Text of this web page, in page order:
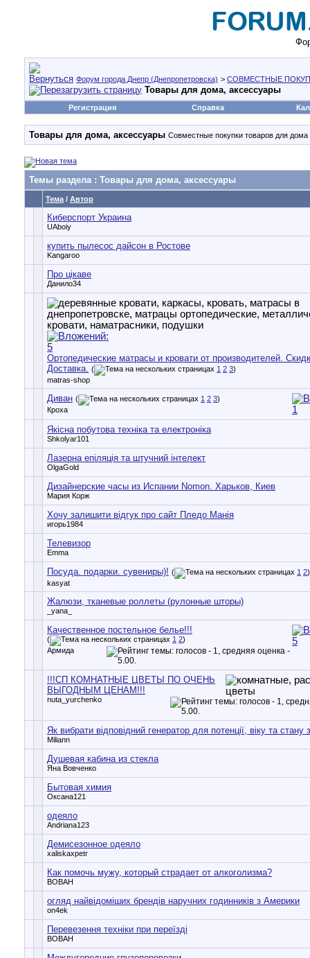
Форум города Днепр (Днепропетровска) > СОВМЕСТНЫЕ
Товары для дома, аксессуары
Регистрация Справка
Товары для дома, аксессуары Совместные покупки товаров для дома
Темы раздела: Товары для дома, аксессуары
Тема / Автор
Киберспорт Украина
UAboiy
купить пылесос дайсон в Ростове
Kangaroo
Про цікаве
Данило34
Ортопедические матрасы и кровати от производителей.
Доставка. ( 1 2 3)
matras-shop
Диван ( 1 2 3)
Кроха
Якісна побутова техніка та електроніка
Shkolyar101
Лазерна епіляція та штучний інтелект
OlgaGold
Дизайнерские часы из Испании Nomon. Харьков, Киев
Мария Корж
Хочу залишити відгук про сайт Пледо Манія
игорь1984
Телевизор
Emma
Посуда. подарки. сувениры)! ( 1 2)
kasyat
Жалюзи, тканевые роллеты (рулонные шторы)
_yana_
Качественное постельное белье!!!
( 1 2)
Армида
!!!СП КОМНАТНЫЕ ЦВЕТЫ ПО ОЧЕНЬ
ВЫГОДНЫМ ЦЕНАМ!!!
nuta_yurchenko
Як вибрати відповідний генератор для потенції, віку та стану
Miliann
Душевая кабина из стекла
Яна Вовченко
Бытовая химия
Оксана121
одеяло
Andriana123
Демисезонное одеяло
xaliskaxpetr
Как помочь мужу, который страдает от алкоголизма?
BOBAH
огляд найвідоміших брендів наручних годинників з Америки
on4ek
Перевезення техніки при переїзді
BOBAH